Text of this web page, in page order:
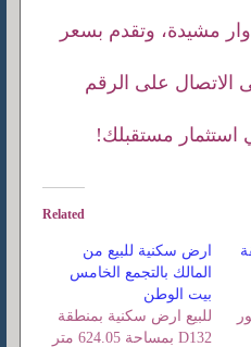
الأرض ببدروم و6 أدوار مشيدة، وتقدم بسعر
الاتصال على الرقم
مستقبلك!
Related
ارض سكنية للبيع من
المالك بالتجمع الخامس
بيت الوطن
للبيع ارض سكنية بمنطقة
D132 بمساحة 624.05 متر